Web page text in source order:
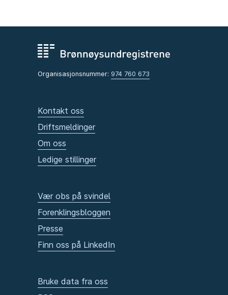
Organisasjonsnummer: 974 760 673
Kontakt oss
Driftsmeldinger
Om oss
Ledige stillinger
Vær obs på svindel
Forenklingsbloggen
Presse
Finn oss på LinkedIn
Bruke data fra oss